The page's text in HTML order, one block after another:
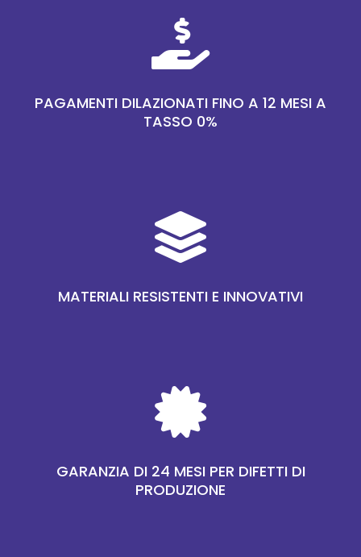

PAGAMENTI DILAZIONATI FINO A 12 MESI A
TASSO 0%

MATERIALI RESISTENTI E INNOVATIVI

GARANZIA DI 24 MESI PER DIFETTI DI
PRODUZIONE